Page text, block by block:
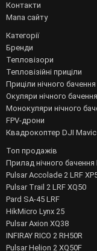
Контакти
Мапа сайту
Категорії
Бренди
Тепловізори
Тепловізійні приціли
Приціли нічного бачення
Окуляри нічного бачення
Монокуляри нічного
FPV-дрони
Квадрокоптер DJI
Топ продажів
Прилад нічного бачення
Pulsar Accolade 2 LRF
Pulsar Trail 2 LRF XQ50
Pard SA-45 LRF
HikMicro Lynx 25
Pulsar Axion XQ38
INFIRAY RICO 2 RH50R
Pulsar Helion 2 XQ50F